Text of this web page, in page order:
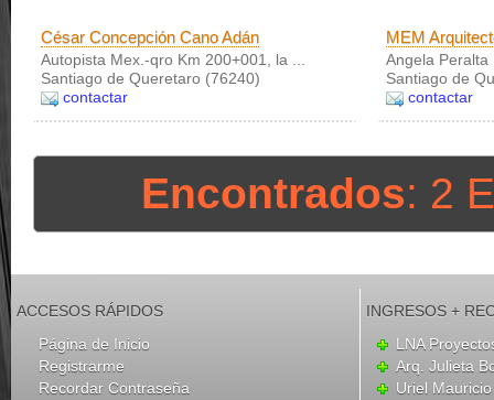
César Concepción Cano Adán
Autopista Mex.-qro Km 200+001, la ...
Santiago de Queretaro (76240)
contactar
MEM
Angela
Santiago de
contactar
Encontrados: 2
ACCESOS RÁPIDOS
Página de Inicio
Registrarme
Recordar Contraseña
INGRESOS +
LNA
Arq. Julieta
Uriel